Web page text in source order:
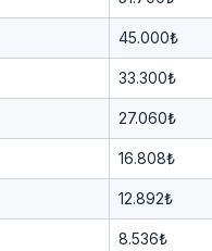
45.000₺
33.300₺
27.060₺
16.808₺
12.892₺
8.536₺